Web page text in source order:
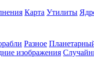
Карта Утилиты
Разное
изображения